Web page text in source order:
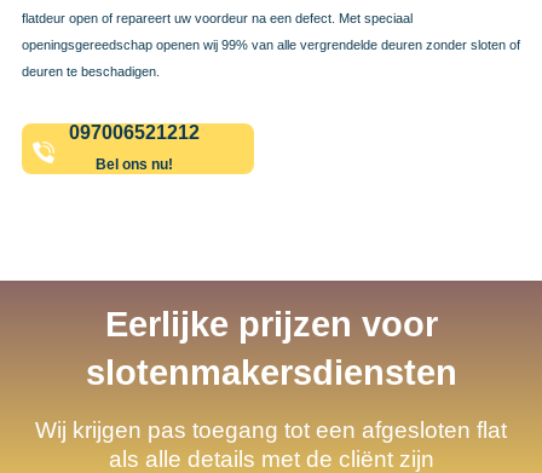
flatdeur open of repareert uw voordeur na een defect. Met speciaal
openingsgereedschap openen wij 99% van alle vergrendelde deuren zonder sloten of
deuren te beschadigen.
097006521212
Bel ons nu!
Eerlijke prijzen voor
slotenmakersdiensten
Wij krijgen pas toegang tot een afgesloten flat
als alle details met de cliënt zijn